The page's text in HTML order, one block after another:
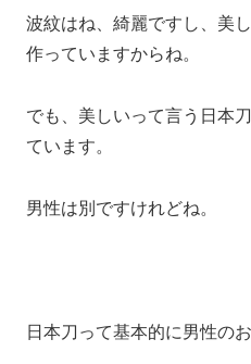
波紋はね、綺麗ですし、美
作っていますからね。
でも、美しいって言う日本
ています。
男性は別ですけれどね。
日本刀って基本的に男性の